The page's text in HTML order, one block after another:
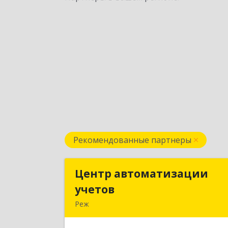
Рекомендованные партнеры
Центр автоматизации
учетов
Реж
Центр автоматизации